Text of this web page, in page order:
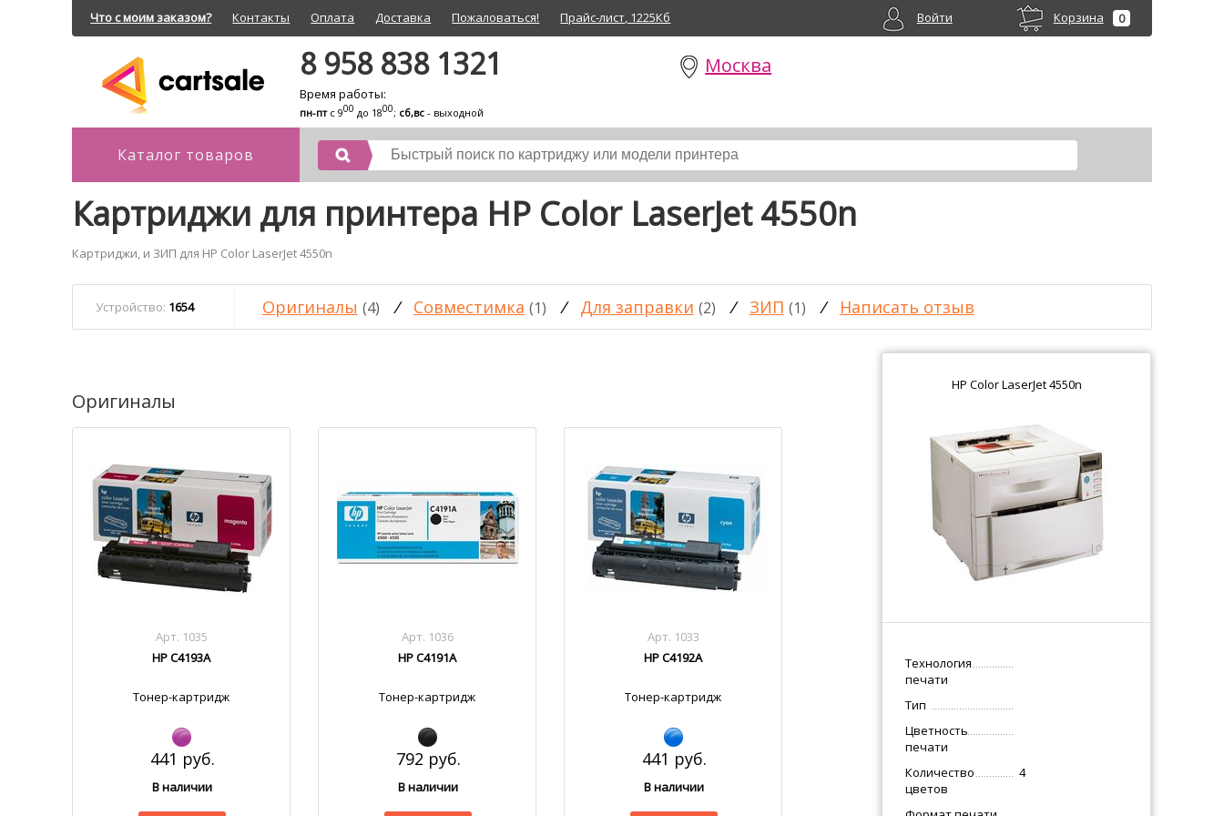
Что с моим заказом? Контакты Оплата Доставка Пожаловаться! Прайс-лист, 1225Кб Корзина 0
Войти
8 958 838 1321
Время работы:
пн-птс 900 до 1800; сб,вс - выходной
Москва
Каталог товаров
Картриджи для принтера HP Color LaserJet 4550n
Картриджи, и ЗИП для HP Color LaserJet 4550n
Устройство: 1654 Оригиналы (4) / Совместимка (1) / Для заправки (2) / ЗИП (1) / Написать отзыв
Оригиналы
Арт. 1035
HP C4193A
Тонер-картридж
441 руб.
В наличии
Арт. 1036
HP C4191A
Тонер-картридж
792 руб.
В наличии
Арт. 1033
HP C4192A
Тонер-картридж
441 руб.
В наличии
HP Color LaserJet 4550n
Технология
печати
Тип
Цветность
печати
Количество
цветов
4